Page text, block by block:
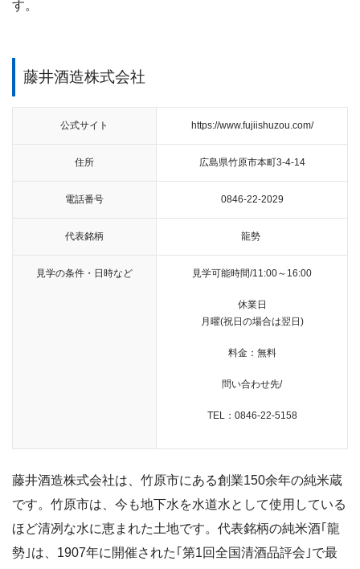
す。
藤井酒造株式会社
公式サイト https://www.fujiishuzou.com/
住所 広島県竹原市本町3-4-14
電話番号 0846-22-2029
代表銘柄 龍勢
見学の条件・日時など 見学可能時間/11:00～16:00
休業日
月曜(祝日の場合は翌日)
料金：無料
問い合わせ先/
TEL：0846-22-5158
藤井酒造株式会社は、 竹原市にある創業150余年の純米蔵
です。 竹原市は、今も地下水を水道水として使用している
ほど清冽な水に恵まれた土地です。 代表銘柄の純米酒｢龍
勢｣は、1907年に開催された｢第1回全国清酒品評会｣で最